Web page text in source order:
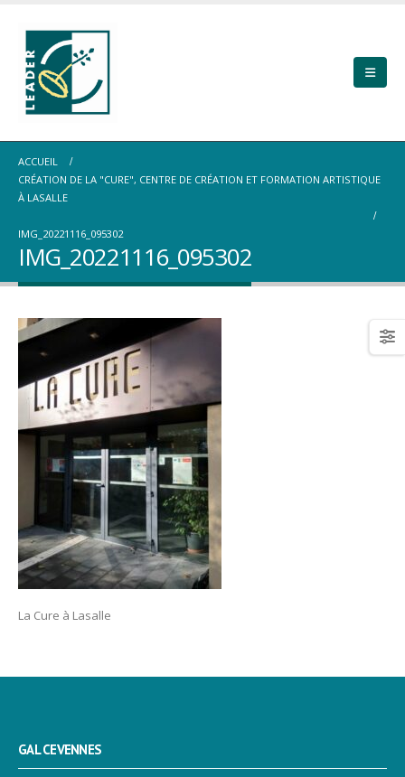
ACCUEIL
CRÉATION DE LA "CURE", CENTRE DE CRÉATION ET FORMATION ARTISTIQUE
À LASALLE
IMG_20221116_095302
IMG_20221116_095302
La Cure à Lasalle
GAL CEVENNES